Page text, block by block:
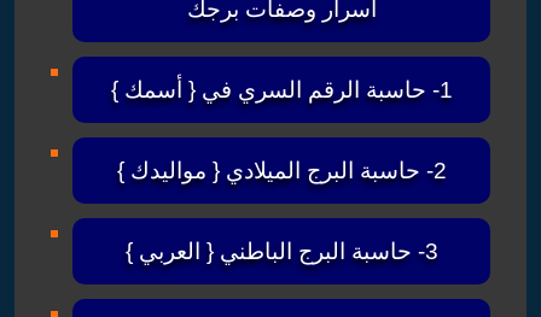
أسرار وصفات برجك
1- حاسبة الرقم السري في { أسمك }
2- حاسبة البرج الميلادي { مواليدك }
3- حاسبة البرج الباطني { العربي }